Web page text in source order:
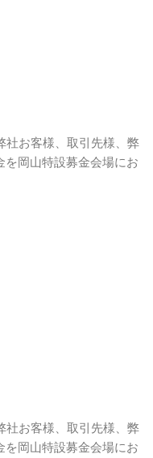
社お客様、取引先様、弊
岡山特設募金会場にお
社お客様、取引先様、弊
岡山特設募金会場にお